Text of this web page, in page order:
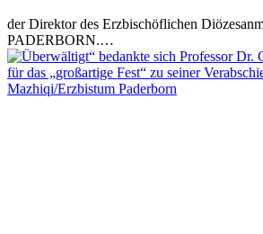
der Direktor des Erzbischöflichen
PADERBORN.…